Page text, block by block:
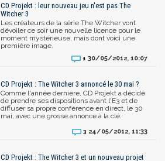
CD Projekt : leur nouveau jeu n'est pas The
Witcher 3
Les créateurs de la série The Witcher vont
dévoiler ce soir une nouvelle licence pour le
moment mystérieuse, mais dont voici une
première image.
1 30/05/2012, 10:07
CD Projekt : The Witcher 3 annoncé le 30 mai ?
Comme l'année dernière, CD Projekt a décidé
de prendre ses dispositions avant l'E3 et de
diffuser sa propre conférence en direct, le 30
mai, avec une grosse annonce à la clé.
3 24/05/2012, 11:33
CD Projekt : The Witcher 3 et un nouveau projet